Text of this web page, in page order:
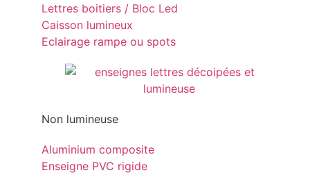
Lettres boitiers / Bloc Led
Caisson lumineux
Eclairage rampe ou spots
Non lumineuse
Aluminium composite
Enseigne PVC rigide